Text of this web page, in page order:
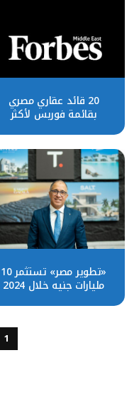
20 قائد عقاري مصري
بقائمة فوربس لأكثر
«تطوير مصر» تستثمر 10
مليارات جنيه خلال 2024
1